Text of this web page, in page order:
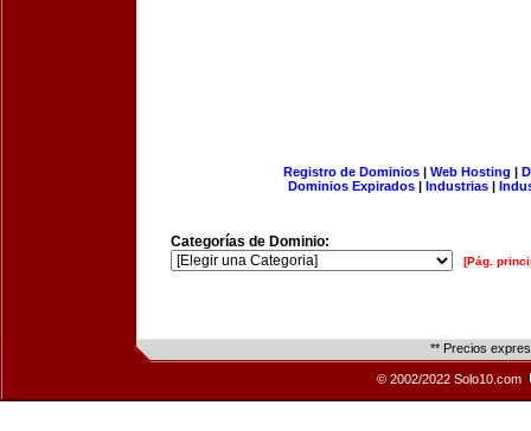
Registro de Dominios| Web Hosting |
Dominios Expirados | Industrias |
Categorías de Dominio:
[Pág.
** Precios
© 2002/2022 Solo10.com